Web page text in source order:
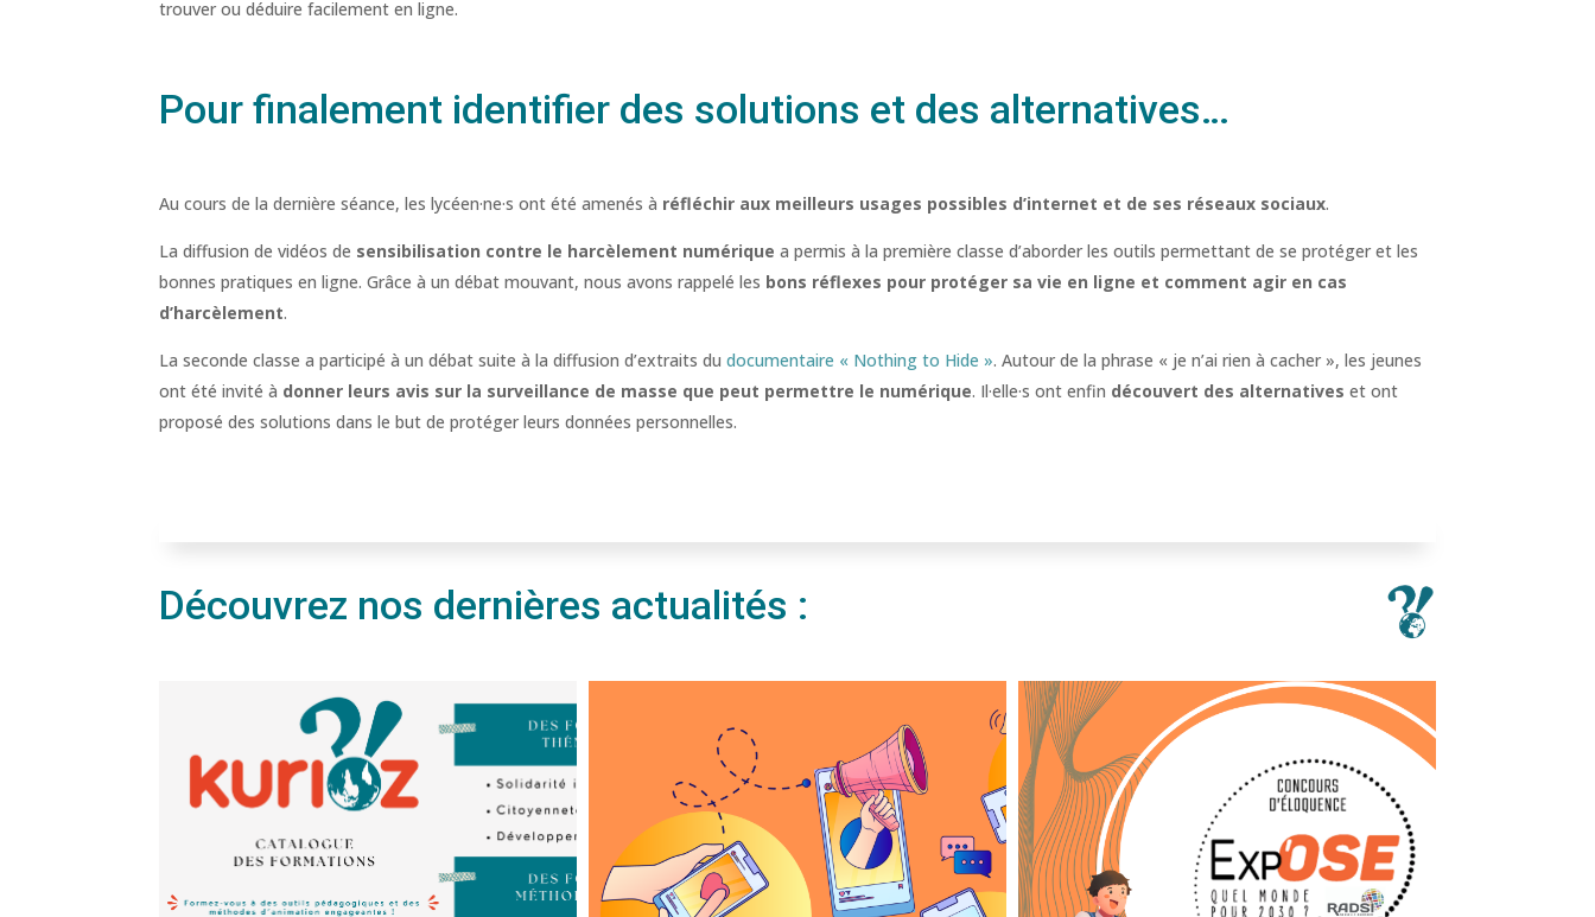
trouver ou déduire facilement en ligne.
Pour finalement identifier des solutions et des alternatives…
Au cours de la dernière séance, les lycéen·ne·s ont été amenés à réfléchir aux meilleurs usages possibles d’internet et de ses réseaux sociaux.
La diffusion de vidéos de sensibilisation contre le harcèlement numérique a permis à la première classe d’aborder les outils permettant de se protéger et les
bonnes pratiques en ligne. Grâce à un débat mouvant, nous avons rappelé les bons réflexes pour protéger sa vie en ligne et comment agir en cas
d’harcèlement.
La seconde classe a participé à un débat suite à la diffusion d’extraits dudocumentaire « Nothing to Hide ». Autour de la phrase « je n’ai rien à cacher », les jeunes
ont été invité à donner leurs avis sur la surveillance de masse que peut permettre le numérique. Il·elle·s ont enfin découvert des alternatives et ont
proposé des solutions dans le but de protéger leurs données personnelles.
Découvrez nos dernières actualités :